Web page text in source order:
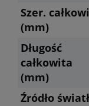
Szer.
(mm)
Długość
całkowita
(mm)
Źródło